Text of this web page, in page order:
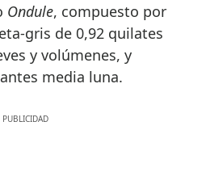
Ondule, compuesto por
gris de 0,92 quilates
y volúmenes, y
media luna.